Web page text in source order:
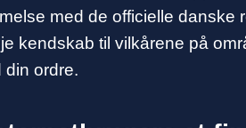
med de officielle danske
kendskab til vilkårene på
din ordre.